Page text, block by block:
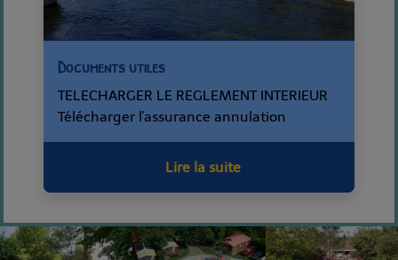
Documents utiles
TELECHARGER LE REGLEMENT INTERIEUR
Télécharger l'assurance annulation
Lire la suite